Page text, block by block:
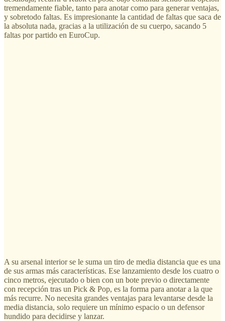
tremendamente fiable, tanto para anotar como para generar ventajas,
y sobretodo faltas. Es impresionante la cantidad de faltas que saca de
la absoluta nada, gracias a la utilización de su cuerpo, sacando 5
faltas por partido en EuroCup.
A su arsenal interior se le suma un tiro de media distancia que es una
de sus armas más características. Ese lanzamiento desde los cuatro o
cinco metros, ejecutado o bien con un bote previo o directamente
con recepción tras un Pick & Pop, es la forma para anotar a la que
más recurre. No necesita grandes ventajas para levantarse desde la
media distancia, solo requiere un mínimo espacio o un defensor
hundido para decidirse y lanzar.